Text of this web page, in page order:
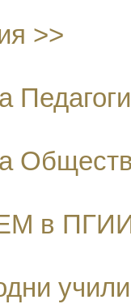
>>
в